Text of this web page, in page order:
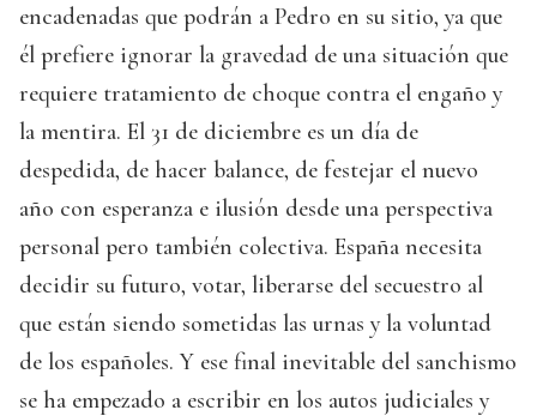
encadenadas que podrán a Pedro en su sitio, ya que
él prefiere ignorar la gravedad de una situación que
requiere tratamiento de choque contra el engaño y
la mentira. El 31 de diciembre es un día de
despedida, de hacer balance, de festejar el nuevo
año con esperanza e ilusión desde una perspectiva
personal pero también colectiva. España necesita
decidir su futuro, votar, liberarse del secuestro al
que están siendo sometidas las urnas y la voluntad
de los españoles. Y ese final inevitable del sanchismo
se ha empezado a escribir en los autos judiciales y